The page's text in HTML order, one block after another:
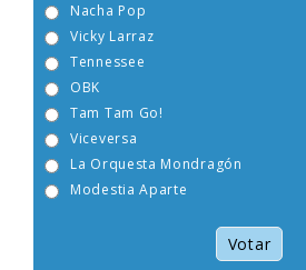
Nacha Pop
Vicky Larraz
La Orquesta Mondragón
Modestia Aparte
Votar